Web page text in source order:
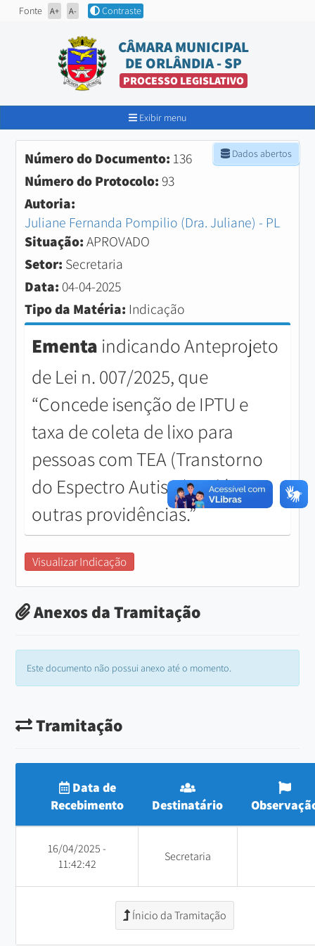
Fonte A+ A- Contraste
CÂMARA MUNICIPAL
DE ORLÂNDIA - SP
PROCESSO LEGISLATIVO
Exibir menu
Dados abertos
Número do Documento: 136
Número do Protocolo:93
Autoria:
Juliane Fernanda Pompilio (Dra. Juliane) - PL
Situação:APROVADO
Setor: Secretaria
Data: 04-04-2025
Tipo da Matéria: Indicação
Ementa indicando Anteprojeto
de Lei n. 007/2025, que
“Concede isenção de IPTU e
taxa de coleta de lixo para
pessoas com TEA (Transtorno
do Espectro Autista), e dá
outras providências.”
Visualizar Indicação
Anexos da Tramitação
Este documento não possui anexo até o momento.
Tramitação
Data de
Recebimento
Destinatário
16/04/2025 -
11:42:42
Secretaria
Ínicio da Tramitação